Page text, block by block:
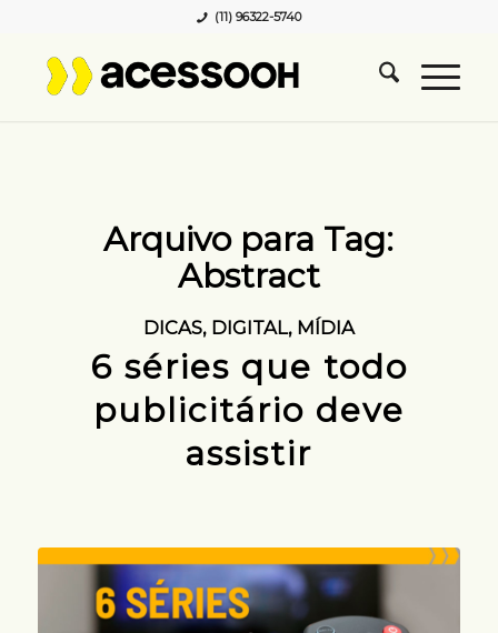
(11) 96322-5740
Arquivo para Tag:
Abstract
DICAS, DIGITAL, MÍDIA
6 séries que todo
publicitário deve
assistir